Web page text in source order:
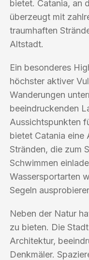
bietet. Catania, an
überzeugt mit
traumhaften
Altstadt.
Ein besonderes
höchster aktiver
Wanderungen
beeindruckenden
Aussichtspunkten
bietet Catania eine
Stränden, die zum
Schwimmen
Wassersportarten
Segeln
Neben der Natur
zu bieten. Die
Architektur,
Denkmäler.